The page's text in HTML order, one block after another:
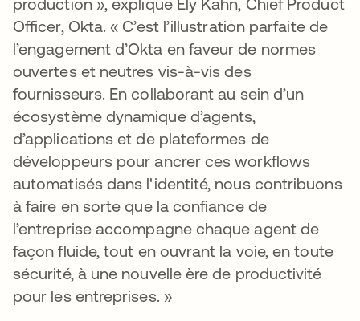
production », explique Ely Kahn, Chief Product
Officer, Okta. « C’est l’illustration parfaite de
l’engagement d’Okta en faveur de normes
ouvertes et neutres vis-à-vis des
fournisseurs. En collaborant au sein d’un
écosystème dynamique d’agents,
d’applications et de plateformes de
développeurs pour ancrer ces workflows
automatisés dans l'identité, nous contribuons
à faire en sorte que la confiance de
l’entreprise accompagne chaque agent de
façon fluide, tout en ouvrant la voie, en toute
sécurité, à une nouvelle ère de productivité
pour les entreprises. »